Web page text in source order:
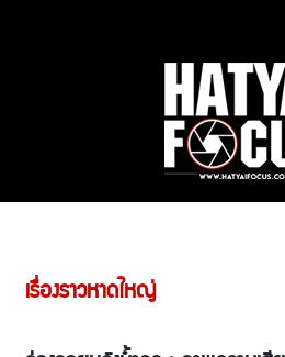
เรื่องราวหาดใหญ่